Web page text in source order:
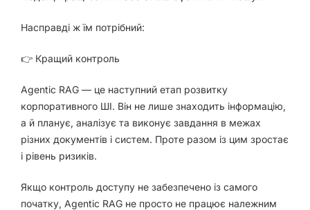
Насправді ж їм потрібний:
👉 Кращий контроль
Agentic RAG — це наступний етап розвитку
корпоративного ШІ. Він не лише знаходить інформацію,
а й планує, аналізує та виконує завдання в межах
різних документів і систем. Проте разом із цим зростає
і рівень ризиків.
Якщо контроль доступу не забезпечено із самого
початку, Agentic RAG не просто не працює належним